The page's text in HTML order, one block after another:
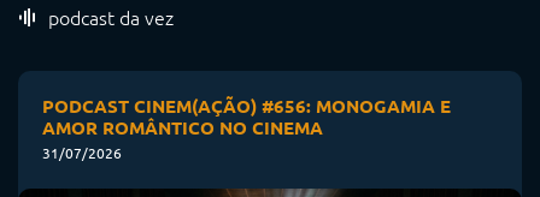
podcast da vez
PODCAST CINEM(AÇÃO) #656: MONOGAMIA E
AMOR ROMÂNTICO NO CINEMA
31/07/2026